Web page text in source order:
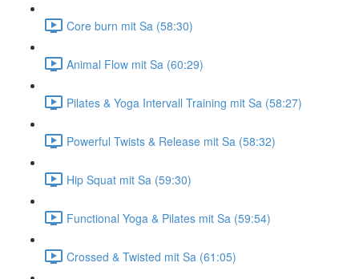
Core burn mit Sa (58:30)
Animal Flow mit Sa (60:29)
Pilates & Yoga Intervall Training mit Sa (58:27)
Powerful Twists & Release mit Sa (58:32)
Hip Squat mit Sa (59:30)
Functional Yoga & Pilates mit Sa (59:54)
Crossed & Twisted mit Sa (61:05)